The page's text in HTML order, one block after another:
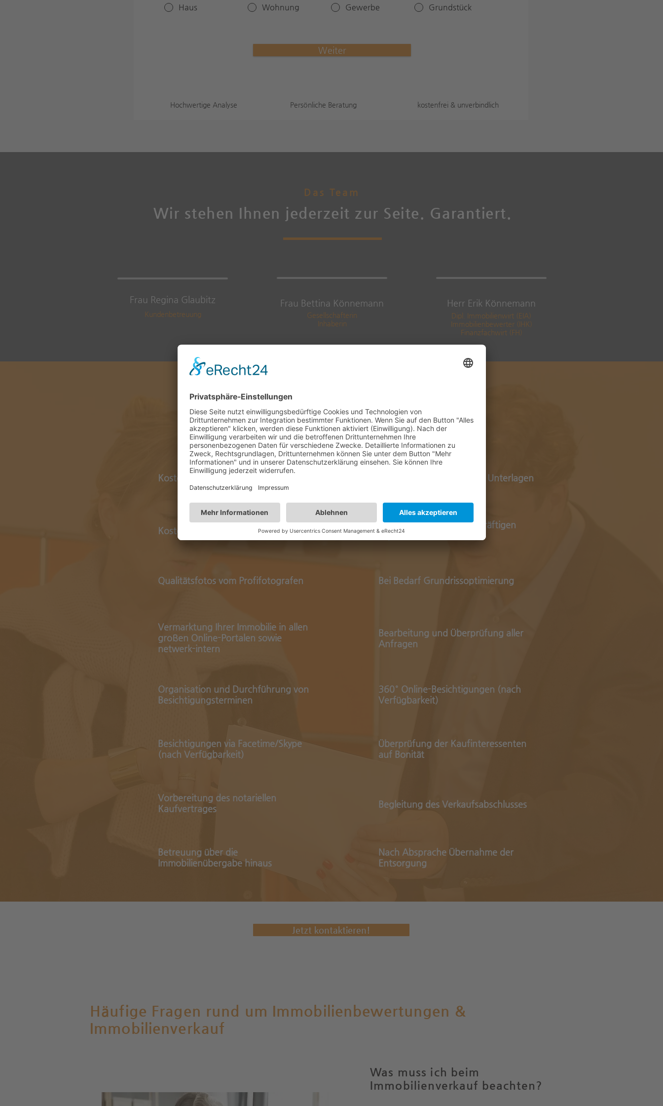
Haus Wohnung Gewerbe Grundstück
Weiter
Hochwertige Analyse Persönliche Beratung kostenfrei & unverbindlich
Das Team
Wir stehen Ihnen jederzeit zur Seite. Garantiert.
Frau Regina Glaubitz
Kundenbetreuung
Frau Bettina Könnemann
Gesellschafterin
Inhaberin
Herr Erik Könnemann
Dipl. Immobilienwirt (EIA)
Immobilienbewerter (IHK)
Finanzfachwirt (FH)
Unsere Serviceleistungen auf einen Blick
Kostenlose Wertermittlung
Kostenlose Erstellung Energieausweis
Qualitätsfotos vom Profifotografen
Vermarktung Ihrer Immobilie in allen
großen Online-Portalen sowie
netwerk-intern
Organisation und Durchführung von
Besichtigungsterminen
Besichtigungen via Facetime/Skype
(nach Verfügbarkeit)
Vorbereitung des notariellen
Kaufvertrages
Betreuung über die
Immobilienübergabe hinaus
Beschaffung aller nötigen Unterlagen
Erstellung eines aussagekräftigen
Exposés
Bei Bedarf Grundrissoptimierung
Bearbeitung und Überprüfung aller
Anfragen
360° Online-Besichtigungen (nach
Verfügbarkeit)
Überprüfung der Kaufinteressenten
auf Bonität
Begleitung des Verkaufsabschlusses
Nach Absprache Übernahme der
Entsorgung
Jetzt kontaktieren!
Häufige Fragen rund um Immobilienbewertungen &
Immobilienverkauf
Was muss ich beim
Immobilienverkauf beachten?